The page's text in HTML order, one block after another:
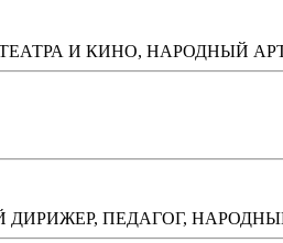
И КИНО, НАРОДНЫЙ
ПЕДАГОГ,